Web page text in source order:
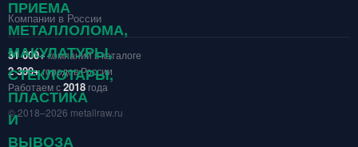
Компании в России
31 000+компаний в каталоге
2 300+городов России
Работаем с2018 года
© 2018–2026 metallraw.ru